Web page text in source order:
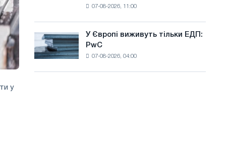
у
трамвайних
колій
і
07-08-2026, 11:00
Європі
виживуть
У Європі виживуть тільки ЕДП:
PwC
07-08-2026, 04:00